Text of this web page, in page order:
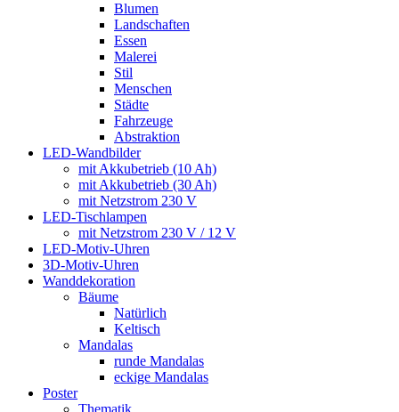
Blumen
Landschaften
Essen
Malerei
Stil
Menschen
Städte
Fahrzeuge
Abstraktion
LED-Wandbilder
mit Akkubetrieb (10 Ah)
mit Akkubetrieb (30 Ah)
mit Netzstrom 230 V
LED-Tischlampen
mit Netzstrom 230 V / 12 V
LED-Motiv-Uhren
3D-Motiv-Uhren
Wanddekoration
Bäume
Natürlich
Keltisch
Mandalas
runde Mandalas
eckige Mandalas
Poster